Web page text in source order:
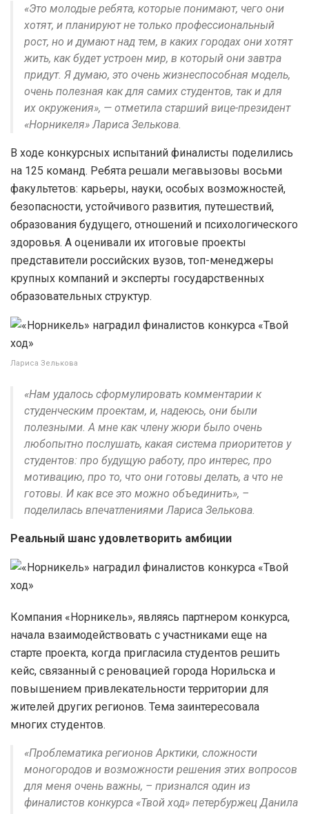
«Это молодые ребята, которые понимают, чего они
хотят, и планируют не только профессиональный
рост, но и думают над тем, в каких городах они хотят
жить, как будет устроен мир, в который они завтра
придут. Я думаю, это очень жизнеспособная модель,
очень полезная как для самих студентов, так и для
их окружения», — отметила старший вице-президент
«Норникеля» Лариса Зелькова.
В ходе конкурсных испытаний финалисты поделились
на 125 команд. Ребята решали мегавызовы восьми
факультетов: карьеры, науки, особых возможностей,
безопасности, устойчивого развития, путешествий,
образования будущего, отношений и психологического
здоровья. А оценивали их итоговые проекты
представители российских вузов, топ-менеджеры
крупных компаний и эксперты государственных
образовательных структур.
Лариса Зелькова
«Нам удалось сформулировать комментарии к
студенческим проектам, и, надеюсь, они были
полезными. А мне как члену жюри было очень
любопытно послушать, какая система приоритетов у
студентов: про будущую работу, про интерес, про
мотивацию, про то, что они готовы делать, а что не
готовы. И как все это можно объединить», –
поделилась впечатлениями Лариса Зелькова.
Реальный шанс удовлетворить амбиции
Компания «Норникель», являясь партнером конкурса,
начала взаимодействовать с участниками еще на
старте проекта, когда пригласила студентов решить
кейс, связанный с реновацией города Норильска и
повышением привлекательности территории для
жителей других регионов. Тема заинтересовала
многих студентов.
«Проблематика регионов Арктики, сложности
моногородов и возможности решения этих вопросов
для меня очень важны, – признался один из
финалистов конкурса «Твой ход» петербуржец Данила